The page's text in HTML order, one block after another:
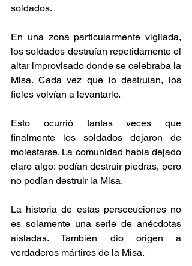
soldados.
En una zona particularmente vigilada,
los soldados destruían repetidamente el
altar improvisado donde se celebraba la
Misa. Cada vez que lo destruían, los
fieles volvían a levantarlo.
Esto ocurrió tantas veces que
finalmente los soldados dejaron de
molestarse. La comunidad había dejado
claro algo: podían destruir piedras, pero
no podían destruir la Misa.
La historia de estas persecuciones no
es solamente una serie de anécdotas
aisladas. También dio origen a
verdaderos mártires de la Misa.